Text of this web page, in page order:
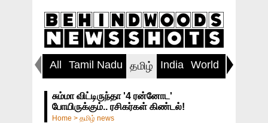
All Tamil Nadu தமிழ் India World
சும்மா விட்டிருந்தா '4 ரன்னோட'
போயிருக்கும்.. ரசிகர்கள் கிண்டல்!
Home > தமிழ் news